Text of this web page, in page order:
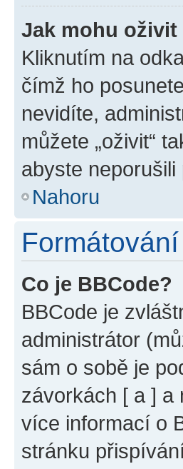
Jak mohu oživit
Kliknutím na
čímž ho
nevidíte,
můžete „oživit“
abyste neporušili
Nahoru
Co je BBCode?
BBCode je
administrátor
sám o sobě je
závorkách [ a ] a
více informací o
stránku